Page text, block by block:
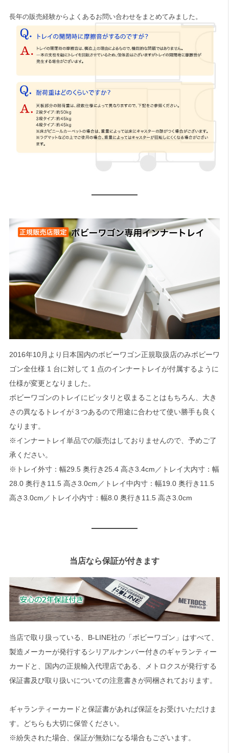
長年の販売経験からよくあるお問い合わせをまとめてみました。
2016年10月より日本国内のボビーワゴン正規取扱店のみボビーワ
ゴン全仕様 1 台に対して 1 点のインナートレイが付属するように
仕様が変更となりました。
ボビーワゴンのトレイにピッタリと収まることはもちろん、大き
さの異なるトレイが３つあるので用途に合わせて使い勝手も良く
なります。
※インナートレイ単品での販売はしておりませんので、予めご了
承ください。
※トレイ外寸：幅29.5 奥行き25.4 高さ3.4cm／トレイ大内寸：幅
28.0 奥行き11.5 高さ3.0cm／トレイ中内寸：幅19.0 奥行き11.5
高さ3.0cm／トレイ小内寸：幅8.0 奥行き11.5 高さ3.0cm
当店なら保証が付きます
当店で取り扱っている、B-LINE社の「ボビーワゴン」はすべて、
製造メーカーが発行するシリアルナンバー付きのギャランティー
カードと、国内の正規輸入代理店である、メトロクスが発行する
保証書及び取り扱いについての注意書きが同梱されております。
ギャランティーカードと保証書があれば保証をお受けいただけま
す。どちらも大切に保管ください。
※紛失された場合、保証が無効になる場合もございます。